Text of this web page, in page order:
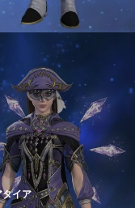
タイア